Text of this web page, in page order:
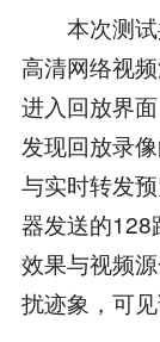
本次测试
高清网络视
进入回放界
发现回放录
与实时转发
器发送的128
效果与视频
扰迹象，可